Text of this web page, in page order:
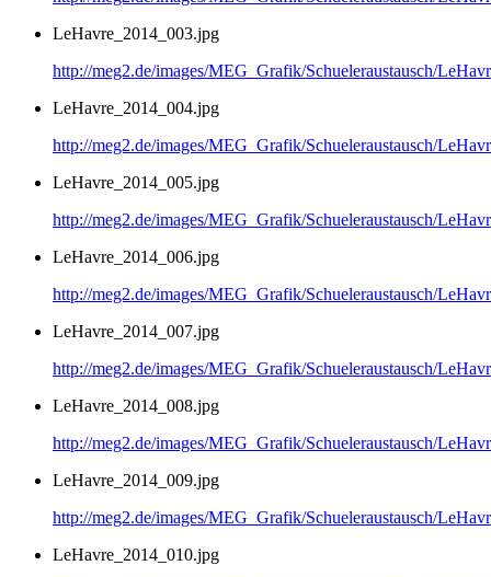
LeHavre_2014_003.jpg
http://meg2.de/images/MEG_Grafik/Schueleraustausch/
LeHavre_2014_004.jpg
http://meg2.de/images/MEG_Grafik/Schueleraustausch/
LeHavre_2014_005.jpg
http://meg2.de/images/MEG_Grafik/Schueleraustausch/
LeHavre_2014_006.jpg
http://meg2.de/images/MEG_Grafik/Schueleraustausch/
LeHavre_2014_007.jpg
http://meg2.de/images/MEG_Grafik/Schueleraustausch/
LeHavre_2014_008.jpg
http://meg2.de/images/MEG_Grafik/Schueleraustausch/
LeHavre_2014_009.jpg
http://meg2.de/images/MEG_Grafik/Schueleraustausch/
LeHavre_2014_010.jpg